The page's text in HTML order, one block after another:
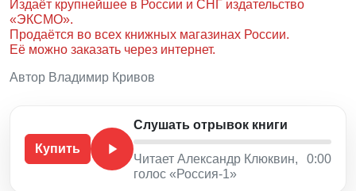
Издаёт крупнейшее в России и СНГ издательство
«ЭКСМО».
Продаётся во всех книжных магазинах России.
Её можно заказать через интернет.
Автор Владимир Кривов
Купить
Слушать отрывок книги
Читает Александр Клюквин,
голос «Россия-1»
0:00